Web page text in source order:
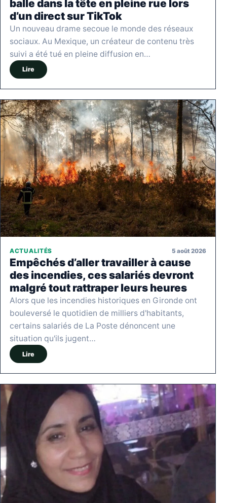
balle dans la tête en pleine rue lors
d’un direct sur TikTok
Un nouveau drame secoue le monde des réseaux
sociaux. Au Mexique, un créateur de contenu très
suivi a été tué en pleine diffusion en…
Lire
ACTUALITÉS 5 août 2026
Empêchés d’aller travailler à cause
des incendies, ces salariés devront
malgré tout rattraper leurs heures
Alors que les incendies historiques en Gironde ont
bouleversé le quotidien de milliers d'habitants,
certains salariés de La Poste dénoncent une
situation qu'ils jugent…
Lire